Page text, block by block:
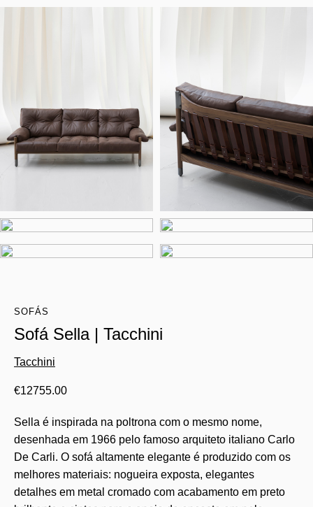
SOFÁS
Sofá Sella | Tacchini
Tacchini
€12755.00
Sella é inspirada na poltrona com o mesmo nome,
desenhada em 1966 pelo famoso arquiteto italiano Carlo
De Carli. O sofá altamente elegante é produzido com os
melhores materiais: nogueira exposta, elegantes
detalhes em metal cromado com acabamento em preto